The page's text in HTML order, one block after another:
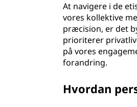
At navigere i de
vores kollektive
præcision, er det
prioriterer
på vores
forandring.
Hvordan